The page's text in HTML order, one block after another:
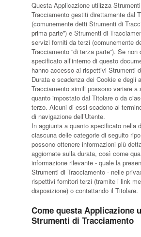
Questa Applicazione utilizza
Tracciamento gestiti direttamente dal
(comunemente detti Strumenti di
prima parte”) e Strumenti di
servizi forniti da terzi (comunemente
Tracciamento “di terza parte”). Se non
specificato all’interno di questo
hanno accesso ai rispettivi Strumenti
Durata e scadenza dei Cookie e degli
Tracciamento simili possono variare a
quanto impostato dal Titolare o da
terzo. Alcuni di essi scadono al
di navigazione dell’Utente.
In aggiunta a quanto specificato nella
ciascuna delle categorie di seguito
possono ottenere informazioni più
aggiornate sulla durata, così come
informazione rilevante - quale la
Strumenti di Tracciamento - nelle
rispettivi fornitori terzi (tramite i link
disposizione) o contattando il Titolare.
Come questa Applicazione
Strumenti di Tracciamento